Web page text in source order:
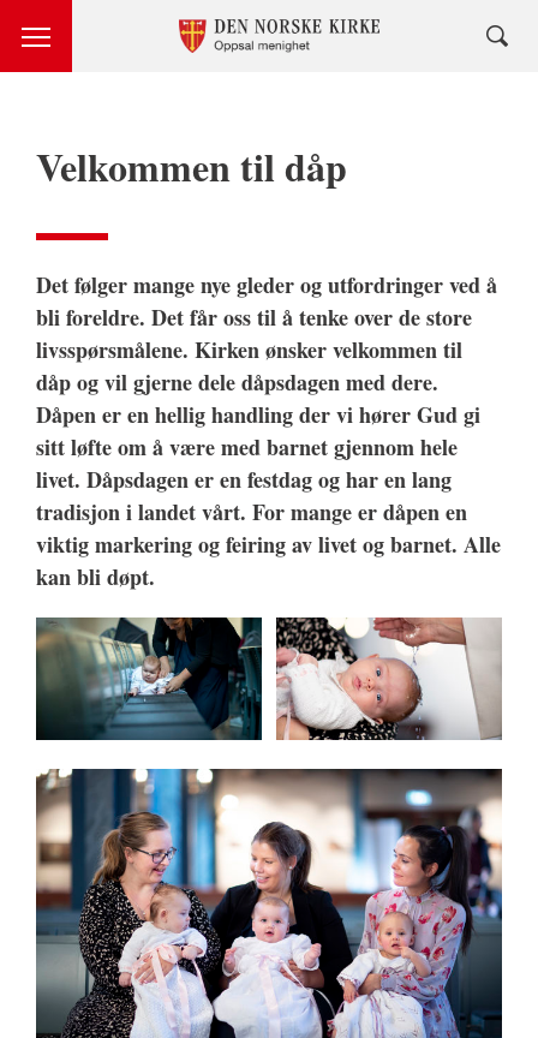
Velkommen til dåp
Det følger mange nye gleder og utfordringer ved å
bli foreldre. Det får oss til å tenke over de store
livsspørsmålene. Kirken ønsker velkommen til
dåp og vil gjerne dele dåpsdagen med dere.
Dåpen er en hellig handling der vi hører Gud gi
sitt løfte om å være med barnet gjennom hele
livet. Dåpsdagen er en festdag og har en lang
tradisjon i landet vårt. For mange er dåpen en
viktig markering og feiring av livet og barnet. Alle
kan bli døpt.